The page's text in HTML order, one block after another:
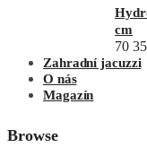
cm
70
Zahradní jacuzzi
O nás
Magazín
Browse